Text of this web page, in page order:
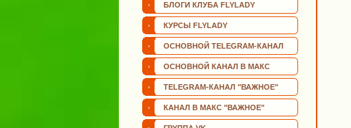
БЛОГИ КЛУБА FLYLADY
КУРСЫ FLYLADY
ОСНОВНОЙ TELEGRAM-КАНАЛ
ОСНОВНОЙ КАНАЛ В МАКС
TELEGRAM-КАНАЛ "ВАЖНОЕ"
КАНАЛ В МАКС "ВАЖНОЕ"